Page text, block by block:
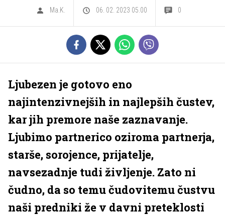
Ma.K. 06. 02. 2023 05.00 0
Ljubezen je gotovo eno
najintenzivnejših in najlepših čustev,
kar jih premore naše zaznavanje.
Ljubimo partnerico oziroma partnerja,
starše, sorojence, prijatelje,
navsezadnje tudi življenje. Zato ni
čudno, da so temu čudovitemu čustvu
naši predniki že v davni preteklosti